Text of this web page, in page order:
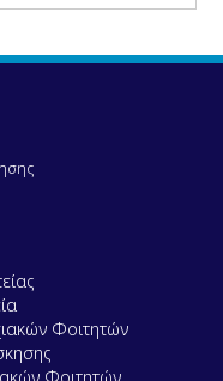
Φοιτητών